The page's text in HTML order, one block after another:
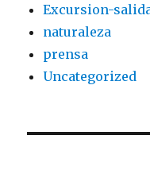
Excursion-
naturaleza
prensa
Uncategorized